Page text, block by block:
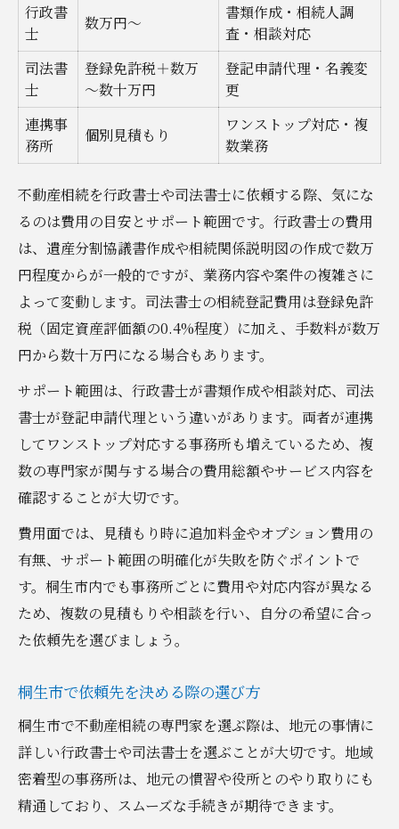
行政書
士
数万円～
書類作成・相続人調
査・相談対応
司法書
士
登録免許税＋数万
～数十万円
登記申請代理・名義変
更
連携事
務所
個別見積もり
ワンストップ対応・複
数業務
不動産相続を行政書士や司法書士に依頼する際、気にな
るのは費用の目安とサポート範囲です。行政書士の費用
は、遺産分割協議書作成や相続関係説明図の作成で数万
円程度からが一般的ですが、業務内容や案件の複雑さに
よって変動します。司法書士の相続登記費用は登録免許
税（固定資産評価額の0.4%程度）に加え、手数料が数万
円から数十万円になる場合もあります。
サポート範囲は、行政書士が書類作成や相談対応、司法
書士が登記申請代理という違いがあります。両者が連携
してワンストップ対応する事務所も増えているため、複
数の専門家が関与する場合の費用総額やサービス内容を
確認することが大切です。
費用面では、見積もり時に追加料金やオプション費用の
有無、サポート範囲の明確化が失敗を防ぐポイントで
す。桐生市内でも事務所ごとに費用や対応内容が異なる
ため、複数の見積もりや相談を行い、自分の希望に合っ
た依頼先を選びましょう。
桐生市で依頼先を決める際の選び方
桐生市で不動産相続の専門家を選ぶ際は、地元の事情に
詳しい行政書士や司法書士を選ぶことが大切です。地域
密着型の事務所は、地元の慣習や役所とのやり取りにも
精通しており、スムーズな手続きが期待できます。